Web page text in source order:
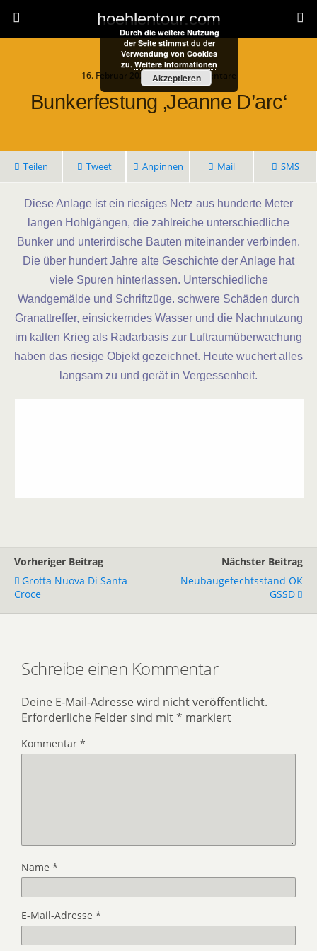
hoehlentour.com
16. Februar 2025 • Keine Kommentare
Bunkerfestung ‚Jeanne D’arc‘
Teilen Tweet Anpinnen Mail SMS
Diese Anlage ist ein riesiges Netz aus hunderte Meter
langen Hohlgängen, die zahlreiche unterschiedliche
Bunker und unterirdische Bauten miteinander verbinden.
Die über hundert Jahre alte Geschichte der Anlage hat
viele Spuren hinterlassen. Unterschiedliche
Wandgemälde und Schriftzüge. schwere Schäden durch
Granattreffer, einsickerndes Wasser und die Nachnutzung
im kalten Krieg als Radarbasis zur Luftraumüberwachung
haben das riesige Objekt gezeichnet. Heute wuchert alles
langsam zu und gerät in Vergessenheit.
Vorheriger Beitrag
Grotta Nuova Di Santa
Croce
Nächster Beitrag
Neubaugefechtsstand OK
GSSD
Schreibe einen Kommentar
Deine E-Mail-Adresse wird nicht veröffentlicht.
Erforderliche Felder sind mit* markiert
Kommentar *
Name *
E-Mail-Adresse *
Durch die weitere Nutzung
der Seite stimmst du der
Verwendung von Cookies
zu. Weitere Informationen
Akzeptieren